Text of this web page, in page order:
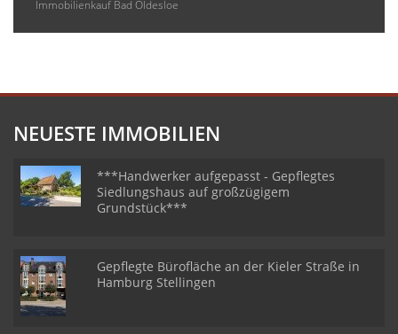
Immobilienkauf Bad Oldesloe
NEUESTE IMMOBILIEN
***Handwerker aufgepasst - Gepflegtes
Siedlungshaus auf großzügigem
Grundstück***
Gepflegte Bürofläche an der Kieler Straße in
Hamburg Stellingen